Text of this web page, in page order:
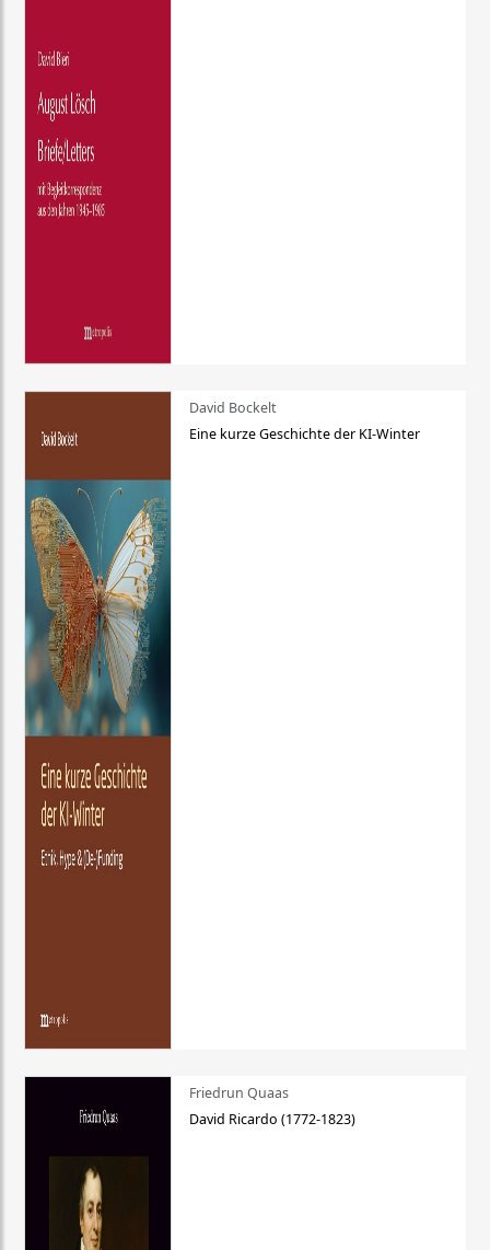
David Bockelt
Eine kurze Geschichte der KI-Winter
Friedrun Quaas
David Ricardo (1772-1823)